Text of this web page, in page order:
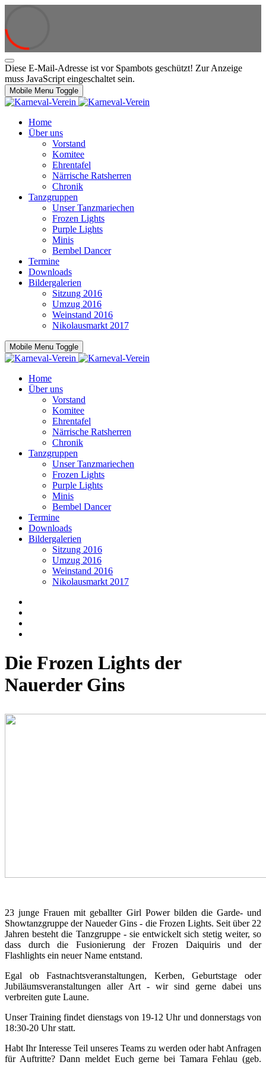
Diese E-Mail-Adresse ist vor Spambots geschützt! Zur Anzeige
muss JavaScript eingeschaltet sein.
Mobile Menu Toggle
Home
Über uns
Vorstand
Komitee
Ehrentafel
Närrische Ratsherren
Chronik
Tanzgruppen
Unser Tanzmariechen
Frozen Lights
Purple Lights
Minis
Bembel Dancer
Termine
Downloads
Bildergalerien
Sitzung 2016
Umzug 2016
Weinstand 2016
Nikolausmarkt 2017
Mobile Menu Toggle
Home
Über uns
Vorstand
Komitee
Ehrentafel
Närrische Ratsherren
Chronik
Tanzgruppen
Unser Tanzmariechen
Frozen Lights
Purple Lights
Minis
Bembel Dancer
Termine
Downloads
Bildergalerien
Sitzung 2016
Umzug 2016
Weinstand 2016
Nikolausmarkt 2017
Die Frozen Lights der
Nauerder Gins
23 junge Frauen mit geballter Girl Power bilden die Garde- und
Showtanzgruppe der Naueder Gins - die Frozen Lights. Seit über 22
Jahren besteht die Tanzgruppe - sie entwickelt sich stetig weiter, so
dass durch die Fusionierung der Frozen Daiquiris und der
Flashlights ein neuer Name entstand.
Egal ob Fastnachtsveranstaltungen, Kerben, Geburtstage oder
Jubiläumsveranstaltungen aller Art - wir sind gerne dabei uns
verbreiten gute Laune.
Unser Training findet dienstags von 19-12 Uhr und donnerstags von
18:30-20 Uhr statt.
Habt Ihr Interesse Teil unseres Teams zu werden oder habt Anfragen
für Auftritte? Dann meldet Euch gerne bei Tamara Fehlau (geb.